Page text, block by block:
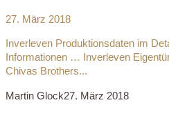
27. März 2018
Inverleven Produktionsdaten im
Informationen … Inverleven
Chivas Brothers...
Martin Glock27. März 2018